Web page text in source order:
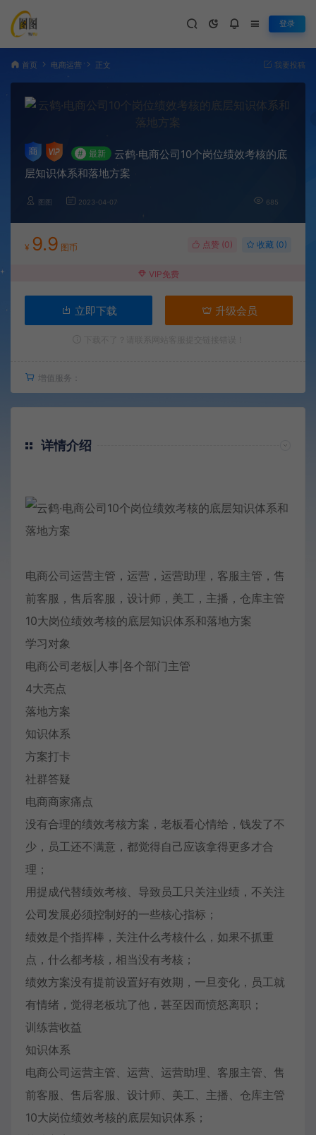
登录
首页 电商运营 正文 我要投稿
# 最新
云鹤·电商公司10个岗位绩效考核的底
层知识体系和落地方案
图图 2023-04-07 685
¥ 9.9 图币 点赞 (0) 收藏 (0)
VIP免费
立即下载 升级会员
增值服务：
详情介绍
电商公司运营主管，运营，运营助理，客服主管，售
前客服，售后客服，设计师，美工，主播，仓库主管
10大岗位绩效考核的底层知识体系和落地方案
学习对象
电商公司老板|人事|各个部门主管
4大亮点
落地方案
知识体系
方案打卡
社群答疑
电商商家痛点
没有合理的绩效考核方案，老板看心情给，钱发了不
少，员工还不满意，都觉得自己应该拿得更多才合
理；
用提成代替绩效考核、导致员工只关注业绩，不关注
公司发展必须控制好的一些核心指标；
绩效是个指挥棒，关注什么考核什么，如果不抓重
点，什么都考核，相当没有考核；
绩效方案没有提前设置好有效期，一旦变化，员工就
有情绪，觉得老板坑了他，甚至因而愤怒离职；
训练营收益
知识体系
电商公司运营主管、运营、运营助理、客服主管、售
前客服、售后客服、设计师、美工、主播、仓库主管
10大岗位绩效考核的底层知识体系；